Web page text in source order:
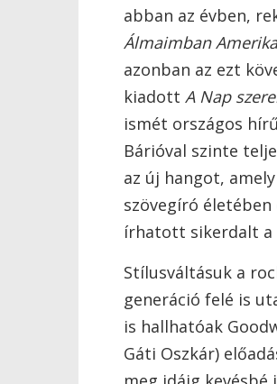
abban az évben,
Álmaimban
azonban az ezt
kiadott A Nap
ismét országos
Bárióval szinte
az új hangot,
szövegíró
írhatott sikerdalt a
Stílusváltásuk a
generáció felé is
is hallhatóak
Gáti Oszkár)